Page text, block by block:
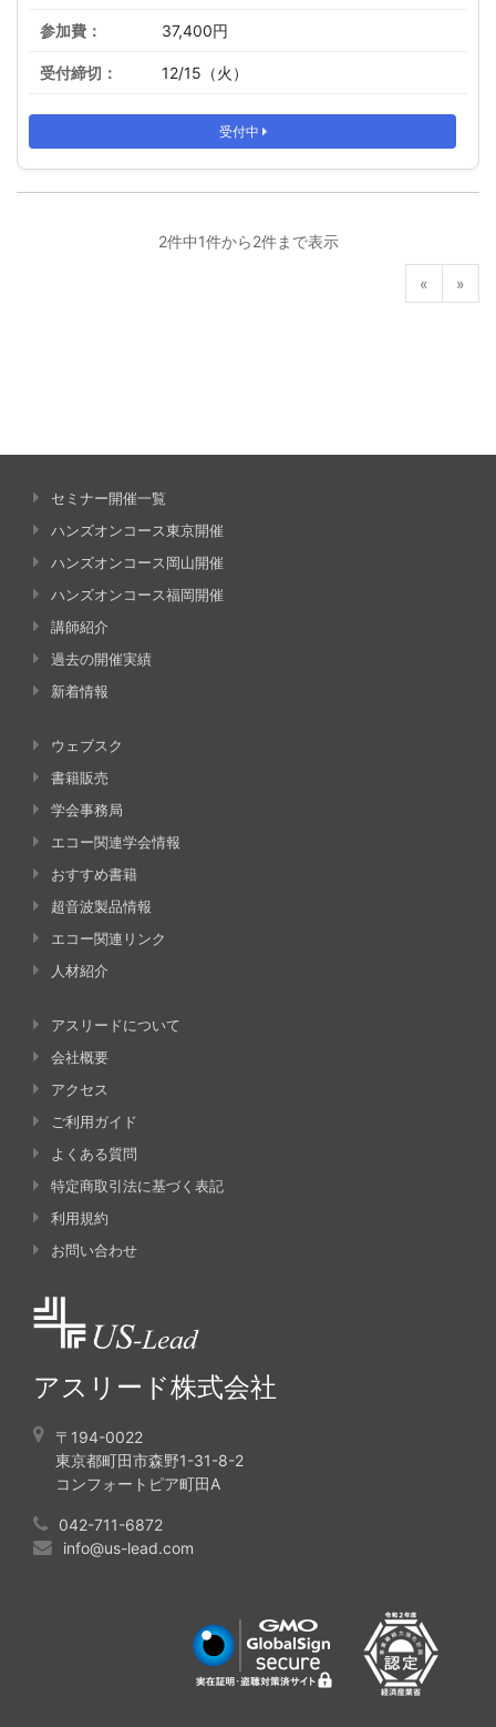
37,400円
12/15（火）
受付中
2件中1件から2件まで表示
« 前へ»
セミナー開催一覧
ハンズオンコース東京開催
ハンズオンコース岡山開催
ハンズオンコース福岡開催
講師紹介
過去の開催実績
新着情報
ウェブスク
書籍販売
学会事務局
エコー関連学会情報
おすすめ書籍
超音波製品情報
エコー関連リンク
人材紹介
アスリードについて
会社概要
アクセス
ご利用ガイド
よくある質問
特定商取引法に基づく表記
利用規約
お問い合わせ
アスリード株式会社
〒194-0022
東京都町田市森野1-31-8-2
コンフォートピア町田A
042-711-6872
info@us-lead.com